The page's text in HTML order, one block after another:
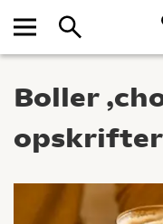
Boller
opskrifter